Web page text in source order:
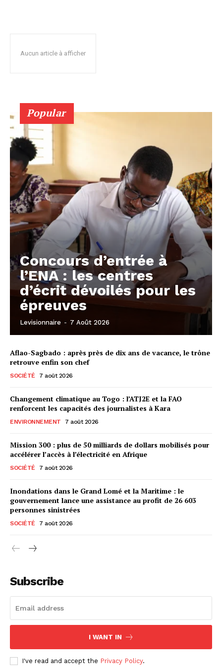
Aucun article à afficher
Popular
Concours d’entrée à
l’ENA : les centres
d’écrit dévoilés pour les
épreuves
Levisionnaire - 7 Août 2026
Aflao-Sagbado : après près de dix ans de vacance, le trône
retrouve enfin son chef
SOCIÉTÉ 7 août 2026
Changement climatique au Togo : l’ATJ2E et la FAO
renforcent les capacités des journalistes à Kara
ENVIRONNEMENT 7 août 2026
Mission 300 : plus de 50 milliards de dollars mobilisés pour
accélérer l’accès à l’électricité en Afrique
SOCIÉTÉ 7 août 2026
Inondations dans le Grand Lomé et la Maritime : le
gouvernement lance une assistance au profit de 26 603
personnes sinistrées
SOCIÉTÉ 7 août 2026
Subscribe
I WANT IN
I've read and accept the Privacy Policy.